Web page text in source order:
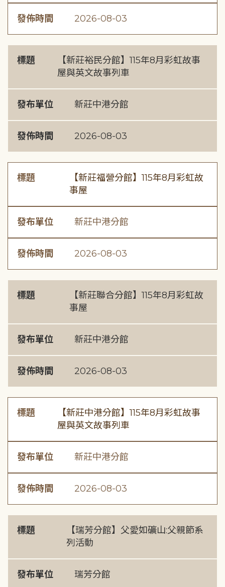
發佈時間 2026-08-03
標題
【新莊裕民分館】115年8月彩虹故事
屋與英文故事列車
發布單位 新莊中港分館
發佈時間 2026-08-03
標題
【新莊福營分館】115年8月彩虹故
事屋
發布單位 新莊中港分館
發佈時間 2026-08-03
標題
【新莊聯合分館】115年8月彩虹故
事屋
發布單位 新莊中港分館
發佈時間 2026-08-03
標題
【新莊中港分館】115年8月彩虹故事
屋與英文故事列車
發布單位 新莊中港分館
發佈時間 2026-08-03
標題
【瑞芳分館】父愛如礦山:父親節系
列活動
發布單位 瑞芳分館